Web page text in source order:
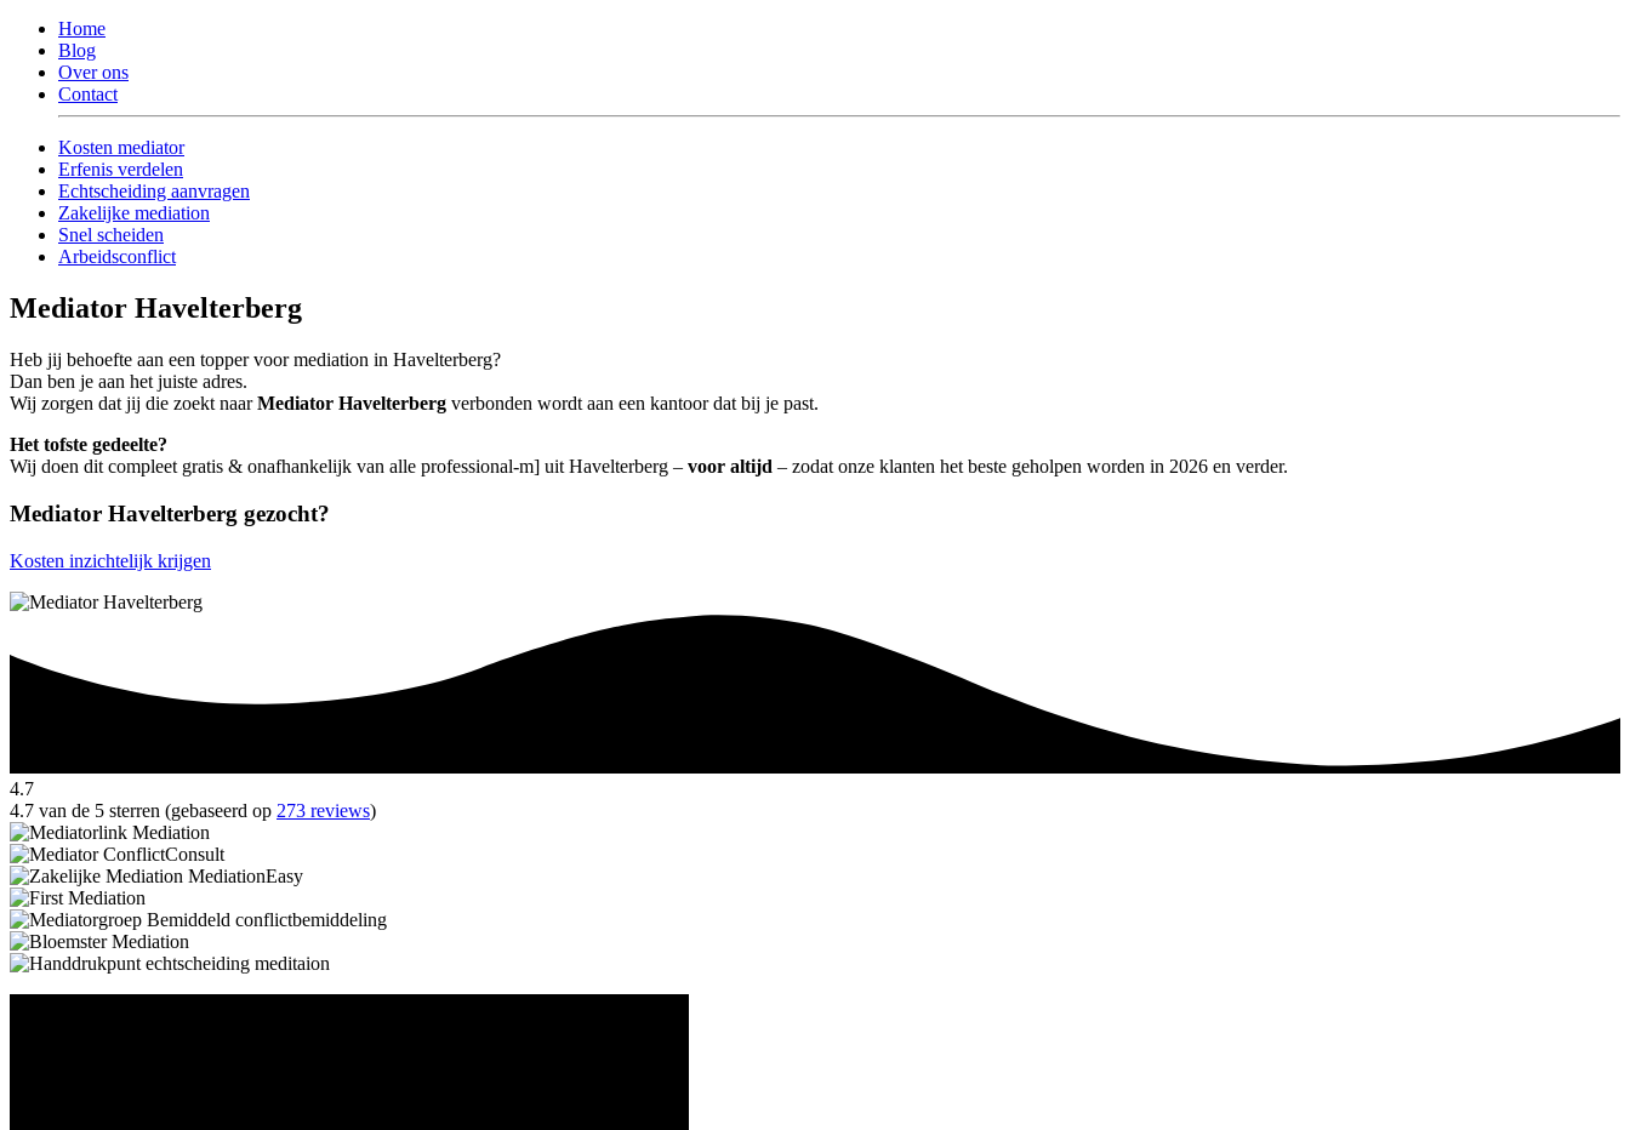
Home
Blog
Over ons
Contact
Kosten mediator
Erfenis verdelen
Echtscheiding aanvragen
Zakelijke mediation
Snel scheiden
Arbeidsconflict
Mediator Havelterberg
Heb jij behoefte aan een topper voor mediation in Havelterberg?
Dan ben je aan het juiste adres.
Wij zorgen dat jij die zoekt naarMediator Havelterberg verbonden wordt aan een kantoor dat bij je past.
Het tofste gedeelte?
Wij doen dit compleet gratis & onafhankelijk van alle professional-m] uit Havelterberg – voor altijd – zodat onze klanten het beste geholpen worden in 2026 en verder.
Mediator Havelterberg gezocht?
Kosten inzichtelijk krijgen
4.7
4.7 van de 5 sterren (gebaseerd op 273 reviews)